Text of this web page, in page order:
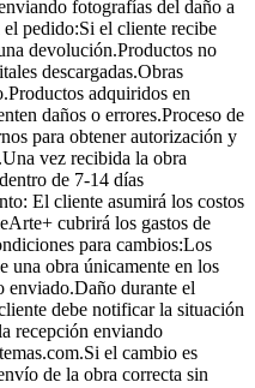
fotografías del daño a
pedido:Si el cliente recibe
devolución.Productos no
descargadas.Obras
adquiridos en
daños o errores.Proceso de
para obtener autorización y
vez recibida la obra
de 7-14 días
El cliente asumirá los costos
cubrirá los gastos de
para cambios:Los
una obra únicamente en los
enviado.Daño durante el
debe notificar la situación
recepción enviando
el cambio es
de la obra correcta sin